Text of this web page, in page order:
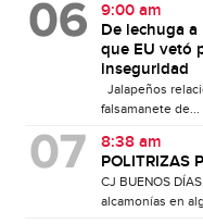
9:00 am
De lechuga
que EU vetó
inseguridad
Jalapeños
falsamanete de...
8:38 am
POLITRIZAS
CJ BUENOS
alcamonías en